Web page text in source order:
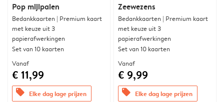
Pop mijlpalen
Bedankkaarten | Premium kaart
met keuze uit 3
papierafwerkingen
Set van 10 kaarten
Vanaf
€ 11,99
offers Elke dag lage prijzen
Zeewezens
Bedankkaarten | Premium kaart
met keuze uit 3
papierafwerkingen
Set van 10 kaarten
Vanaf
€ 9,99
offers Elke dag lage prijzen